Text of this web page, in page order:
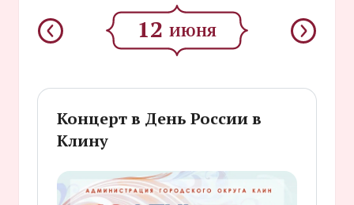
12 ИЮНЯ
Концерт в День России в
Клину